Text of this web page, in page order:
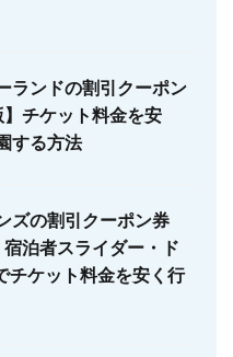
ランドの割引クーポン
チケット料金を安
する方法
ズの割引クーポン券
泊者スライダー・ド
チケット料金を安く行